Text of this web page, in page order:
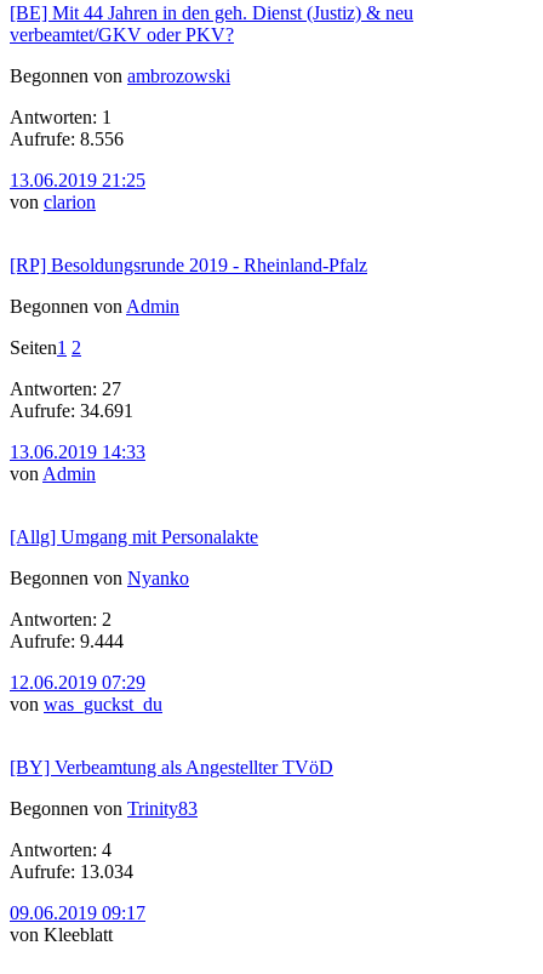
[BE] Mit 44 Jahren in den geh. Dienst (Justiz) & neu
verbeamtet/GKV oder PKV?
Begonnen von ambrozowski
Antworten: 1
Aufrufe: 8.556
13.06.2019 21:25
von clarion
[RP] Besoldungsrunde 2019 - Rheinland-Pfalz
Begonnen von Admin
Seiten1 2
Antworten: 27
Aufrufe: 34.691
13.06.2019 14:33
von Admin
[Allg] Umgang mit Personalakte
Begonnen von Nyanko
Antworten: 2
Aufrufe: 9.444
12.06.2019 07:29
von was_guckst_du
[BY] Verbeamtung als Angestellter TVöD
Begonnen von Trinity83
Antworten: 4
Aufrufe: 13.034
09.06.2019 09:17
von Kleeblatt